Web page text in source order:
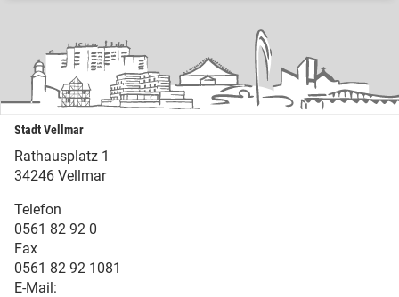
Stadt Vellmar
Rathausplatz 1
34246 Vellmar
Telefon
0561 82 92 0
Fax
0561 82 92 1081
E-Mail: